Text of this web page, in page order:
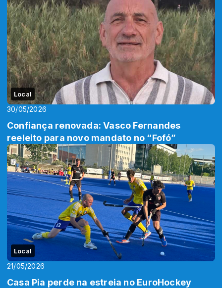
Local
30/05/2026
Confiança renovada: Vasco Fernandes
reeleito para novo mandato no “Fofó”
Local
21/05/2026
Casa Pia perde na estreia no EuroHockey